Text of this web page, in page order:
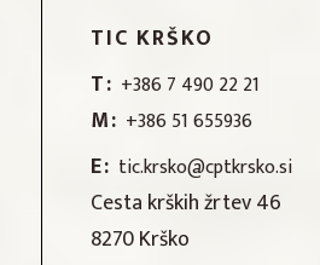
TIC KRŠKO
T: +386 7 490 22 21
M: +386 51 655936
E: tic.krsko@cptkrsko.si
Cesta krških žrtev 46
8270 Krško